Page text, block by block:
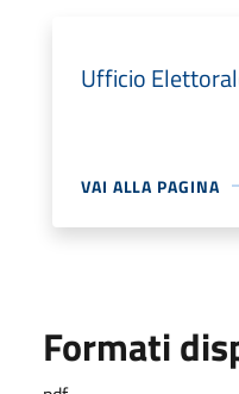
Ufficio
VAI ALLA PAGINA
Formati